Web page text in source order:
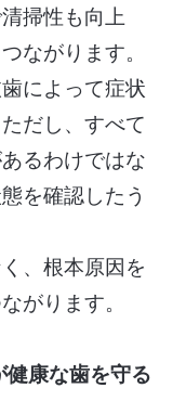
掃性も向上
ながります。
によって症状
だし、すべて
るわけではな
を確認したう
、根本原因を
がります。
康な歯を守る